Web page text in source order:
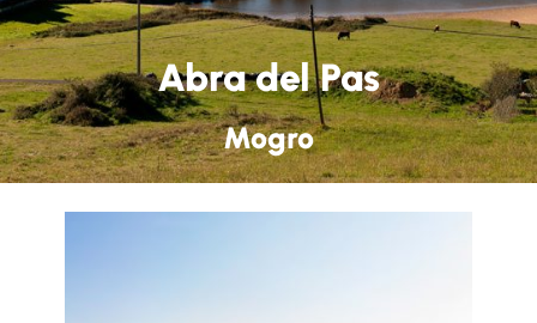
Abra del Pas
Mogro